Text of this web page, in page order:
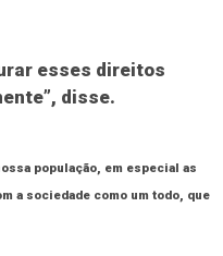
esses direitos
disse.
população, em especial as
a sociedade como um todo, que